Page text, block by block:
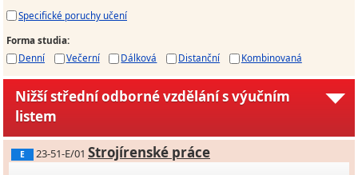
Specifické poruchy učení
Forma studia:
Denní
Večerní Dálková Distanční Kombinovaná
Nižší střední odborné vzdělání s výučním
listem
E 23-51-E/01 Strojírenské práce